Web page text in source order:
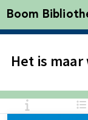
Boom
Het is